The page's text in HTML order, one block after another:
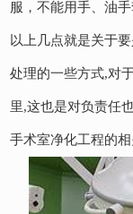
服，不能用手、油
以上几点就是关于
处理的一些方式,对
里,这也是对负责任
手术室净化工程的